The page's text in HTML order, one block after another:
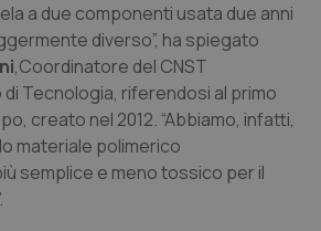
& Rettocolite Ulcerosa
& patologie neurodegenerative
a due componenti usata due anni
diverso”, ha spiegato
,Coordinatore del CNST
di Tecnologia, riferendosi al primo
creato nel 2012. “Abbiamo, infatti,
materiale polimerico
semplice e meno tossico per il